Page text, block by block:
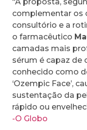
complementar os
consultório e a
o farmacêutico
camadas mais
sérum é capaz
conhecido como
‘Ozempic Face’,
sustentação da
rápido ou
-O Globo